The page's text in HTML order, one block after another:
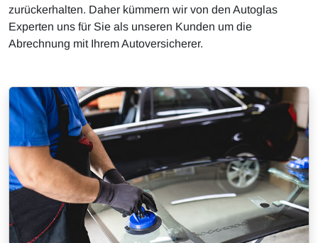
zurückerhalten. Daher kümmern wir von den Autoglas
Experten uns für Sie als unseren Kunden um die
Abrechnung mit Ihrem Autoversicherer.